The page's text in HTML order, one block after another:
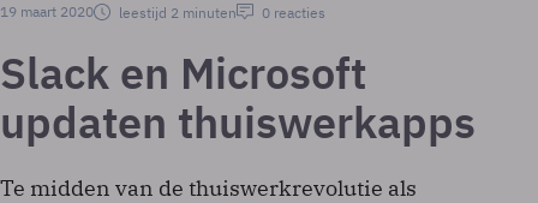
19 maart 2020
leestijd 2 minuten 0 reacties
Slack en Microsoft
updaten thuiswerkapps
Te midden van de thuiswerkrevolutie als